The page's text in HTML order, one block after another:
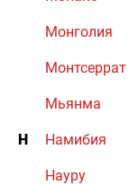
Монголия
Монтсеррат
Мьянма
Н Намибия
Науру